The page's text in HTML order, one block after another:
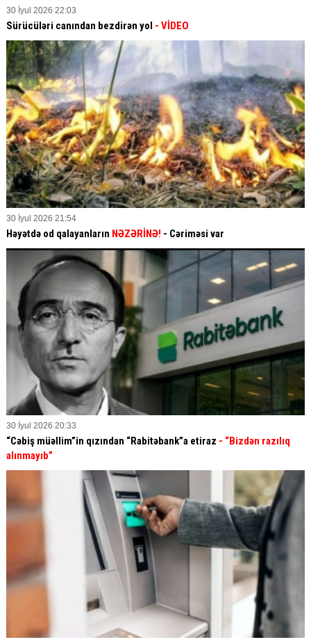
30 İyul 2026 22:03
Sürücüləri canından bezdirən yol - VİDEO
30 İyul 2026 21:54
Həyətdə od qalayanların NƏZƏRİNƏ! - Cəriməsi var
30 İyul 2026 20:33
“Cəbiş müəllim”in qızından “Rabitəbank”a etiraz - “Bizdən razılıq
alınmayıb”